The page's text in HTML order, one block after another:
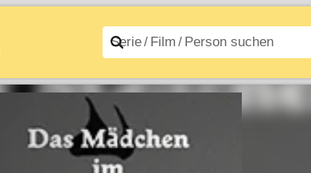
Filme A–Z